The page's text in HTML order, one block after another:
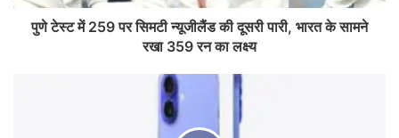
पुणे टेस्ट में 259 पर सिमटी न्यूजीलैंड की दूसरी पारी, भारत के सामने
रखा 359 रन का लक्ष्य